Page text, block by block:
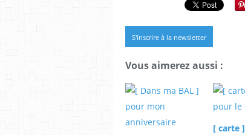
S'inscrire à la newsletter
Vous aimerez aussi :
[ carte